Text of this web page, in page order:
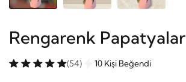
Rengarenk Papatyalar
(54) 10 Kişi Beğendi